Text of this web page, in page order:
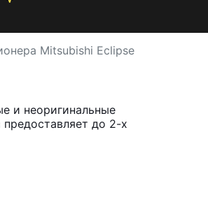
Mitsubishi Eclipse
и неоригинальные
до 2-х